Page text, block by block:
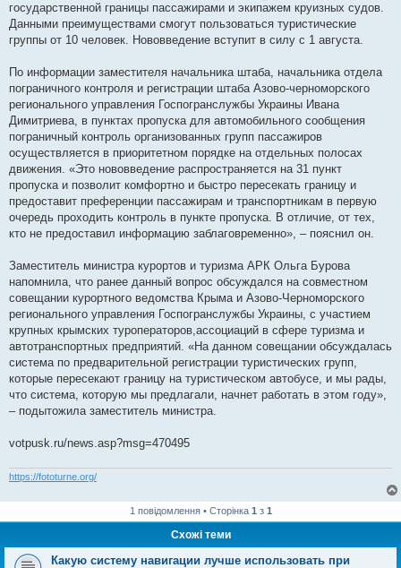
государственной границы пассажирами и экипажем круизных судов.
Данными преимуществами смогут пользоваться туристические
группы от 10 человек. Нововведение вступит в силу с 1 августа.
По информации заместителя начальника штаба, начальника отдела
пограничного контроля и регистрации штаба Азово-черноморского
регионального управления Госпогранслужбы Украины Ивана
Димитриева, в пунктах пропуска для автомобильного сообщения
пограничный контроль организованных групп пассажиров
осуществляется в приоритетном порядке на отдельных полосах
движения. «Это нововведение распространяется на 31 пункт
пропуска и позволит комфортно и быстро пересекать границу и
предоставит преференции пассажирам и транспортникам в первую
очередь проходить контроль в пункте пропуска. В отличие, от тех,
кто не предоставил информацию заблаговременно», – пояснил он.
Заместитель министра курортов и туризма АРК Ольга Бурова
напомнила, что ранее данный вопрос обсуждался на совместном
совещании курортного ведомства Крыма и Азово-Черноморского
регионального управления Госпогранслужбы Украины, с участием
крупных крымских туроператоров,ассоциаций в сфере туризма и
автотранспортных предприятий. «На данном совещании обсуждалась
система по предварительной регистрации туристических групп,
которые пересекают границу на туристическом автобусе, и мы рады,
что система, которую мы предлагали, начнет работать в этом году»,
– подытожила заместитель министра.
votpusk.ru/news.asp?msg=470495
https://fototurne.org/
1 повідомлення • Сторінка 1 з 1
Схожі теми
Какую систему навигации лучше использовать при